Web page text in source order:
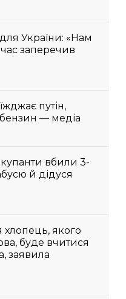
України: «Нам
заперечив
путін,
— медіа
вбили 3-
й дідуся
якого
буде вчитися
заявила